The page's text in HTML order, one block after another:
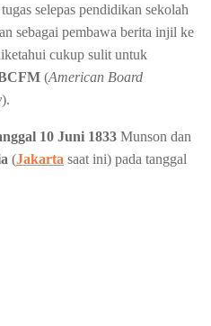
selepas pendidikan sekolah
sebagai pembawa berita injil ke
cukup sulit untuk
(American Board
).
10 Juni 1833 Munson dan
(Jakarta saat ini) pada tanggal